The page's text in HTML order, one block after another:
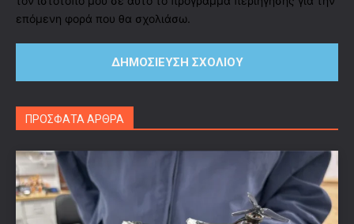
επόμενη φορά που θα σχολιάσω.
ΠΡΟΣΦΑΤΑ ΑΡΘΡΑ